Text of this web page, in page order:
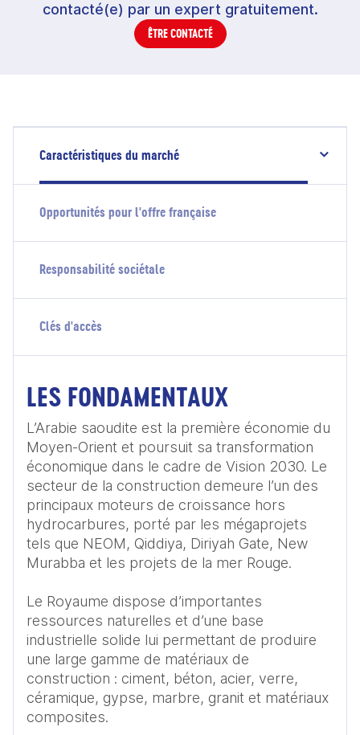
contacté(e) par un expert gratuitement.
ÊTRE CONTACTÉ
Caractéristiques du marché
Opportunités pour l'offre française
Responsabilité sociétale
Clés d'accès
LES FONDAMENTAUX
L’Arabie saoudite est la première économie du
Moyen-Orient et poursuit sa transformation
économique dans le cadre de Vision 2030. Le
secteur de la construction demeure l’un des
principaux moteurs de croissance hors
hydrocarbures, porté par les mégaprojets
tels que NEOM, Qiddiya, Diriyah Gate, New
Murabba et les projets de la mer Rouge.
Le Royaume dispose d’importantes
ressources naturelles et d’une base
industrielle solide lui permettant de produire
une large gamme de matériaux de
construction : ciment, béton, acier, verre,
céramique, gypse, marbre, granit et matériaux
composites.